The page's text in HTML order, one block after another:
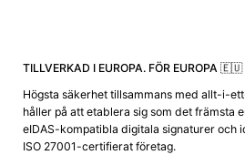
TILLVERKAD I EUROPA. FÖR EUROPA 🇪🇺
Högsta säkerhet tillsammans med allt-i-
håller på att etablera sig som det främsta
eIDAS-kompatibla digitala signaturer och
ISO 27001-certifierat företag.